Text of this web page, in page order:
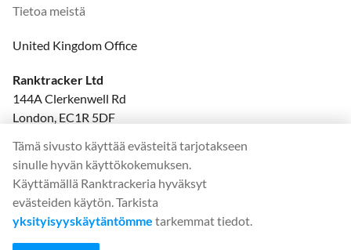
Tietoa meistä
United Kingdom Office
Ranktracker Ltd
144A Clerkenwell Rd
London, EC1R 5DF
felix@ranktracker.com
2015 -2026© Ranktracker. All Rights Reserved.
Tämä sivusto käyttää evästeitä tarjotakseen
sinulle hyvän käyttökokemuksen.
Käyttämällä Ranktrackeria hyväksyt
evästeiden käytön. Tarkista
yksityisyyskäytäntömme tarkemmat tiedot.